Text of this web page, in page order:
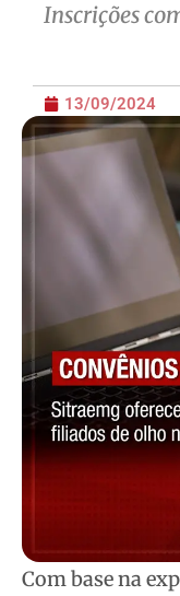
Inscrições
13/09/2024
Com base na